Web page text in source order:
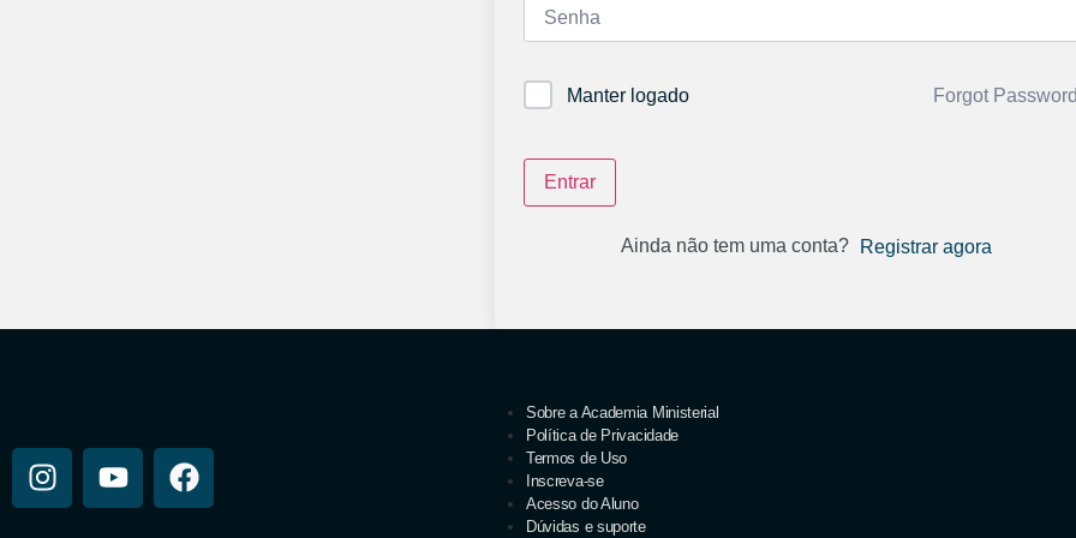
Manter logado Forgot
Entrar
Ainda não tem uma conta? Registrar agora
Sobre a Academia Ministerial
Política de Privacidade
Termos de Uso
Inscreva-se
Acesso do Aluno
Dúvidas e suporte